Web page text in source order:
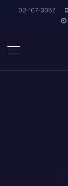
02-107-3057